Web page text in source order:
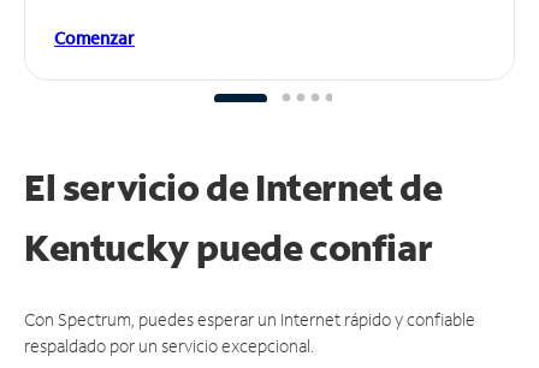
Comenzar
El servicio de Internet de
Kentucky puedeconfiar
Con Spectrum, puedes esperar un Internet rápido y confiable
respaldado por un servicio excepcional.